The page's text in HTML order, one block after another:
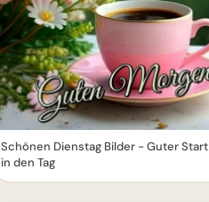
Schönen Dienstag Bilder - Guter Start
in den Tag